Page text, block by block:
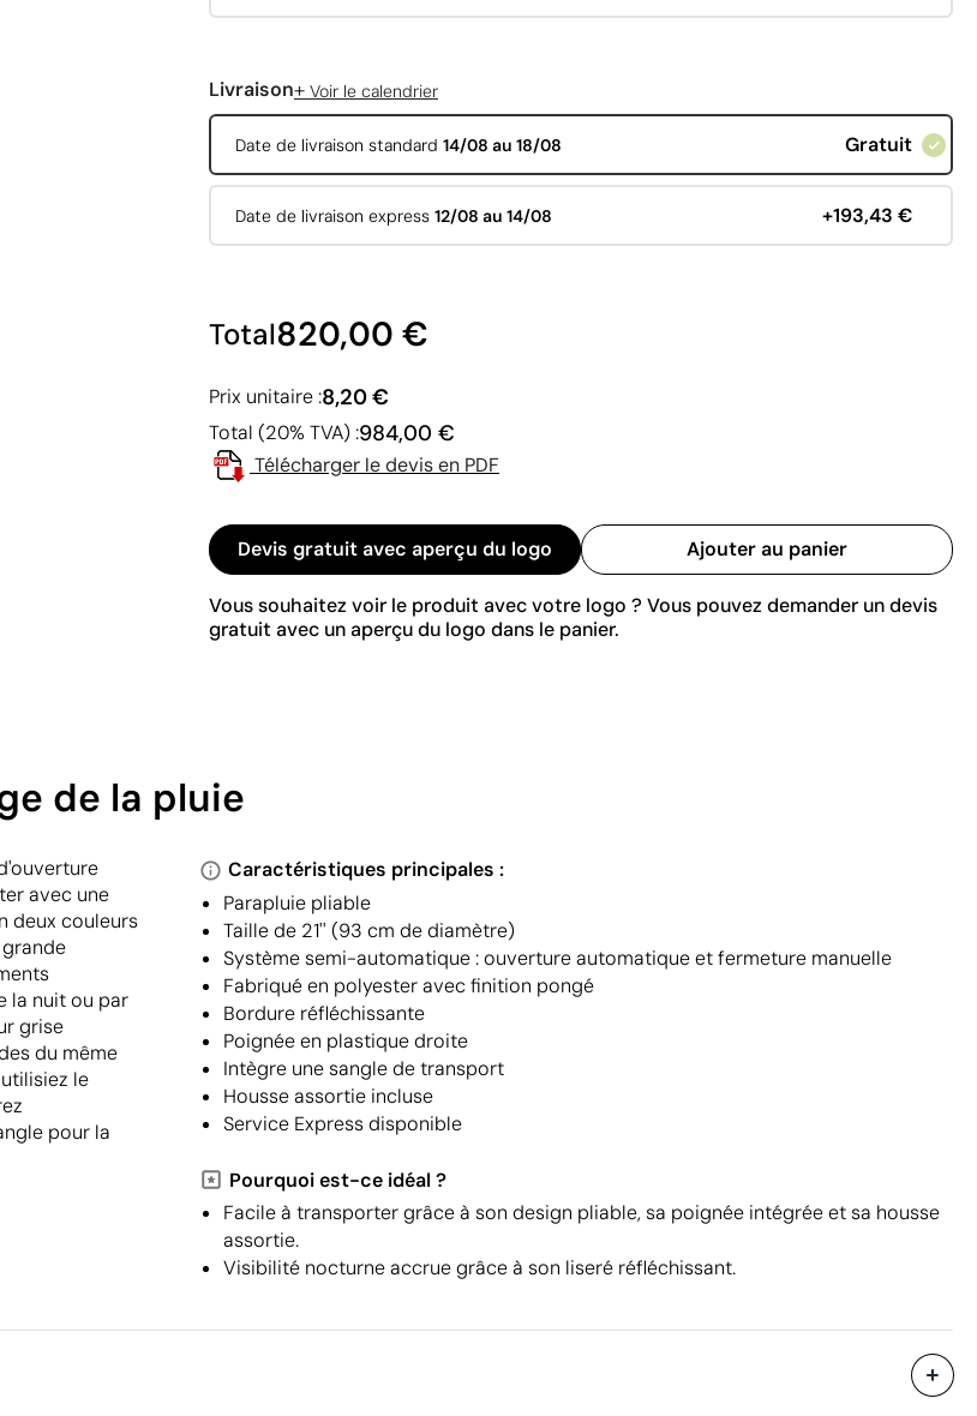
Livraison+ Voir le calendrier
Date de livraison standard 14/08 au 18/08 Gratuit
Date de livraison express 12/08 au 14/08 +193,43 €
Total820,00 €
Prix unitaire :8,20 €
Total (20% TVA) :984,00 €
Télécharger le devis en PDF
Devis gratuit avec aperçu du logo Ajouter au panier
Vous souhaitez voir le produit avec votre logo ? Vous pouvez demander un devis
gratuit avec un aperçu du logo dans le panier.
de la pluie
avec une
deux couleurs
la nuit ou par
grise
du même
le
pour la
Caractéristiques principales :
Parapluie pliable
Taille de 21'' (93 cm de diamètre)
Système semi-automatique : ouverture automatique et fermeture manuelle
Fabriqué en polyester avec finition pongé
Bordure réfléchissante
Poignée en plastique droite
Intègre une sangle de transport
Housse assortie incluse
Service Express disponible
Pourquoi est-ce idéal ?
Facile à transporter grâce à son design pliable, sa poignée intégrée et sa housse
assortie.
Visibilité nocturne accrue grâce à son liseré réfléchissant.